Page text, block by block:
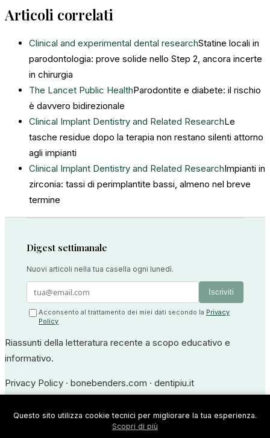
Articoli correlati
Clinical and experimental dental researchStatine locali in
parodontologia: prove solide nello Step 2, ancora incerte
in chirurgia
The Lancet Public HealthParodontite e diabete: il rischio
è davvero bidirezionale
Clinical Implant Dentistry and Related ResearchLe
tasche residue dopo la terapia non restano silenti attorno
agli impianti
Clinical Implant Dentistry and Related ResearchImpianti in
zirconia: tassi di perimplantite bassi, almeno nel breve
termine
Digest settimanale
Nuovi articoli nella tua casella ogni lunedì.
Iscriviti
Acconsento al trattamento dei miei dati secondo la Privacy
Policy
Riassunti della letteratura recente a scopo educativo e
informativo.
Privacy Policy · bonebenders.com · dentipiu.it
Iscrizione all'Albo degli Odontoiatri di Frosinone n. 594 · P.IVA
Questo sito utilizza cookie tecnici per migliorare la tua esperienza.
Scopri di più